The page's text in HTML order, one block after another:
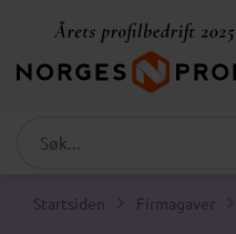
Startsiden Firmagaver